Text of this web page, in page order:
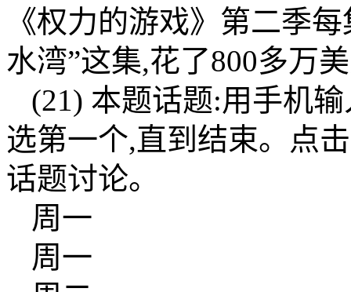
《权力的游戏》第二季
水湾”这集,花了800多万
(21) 本题话题:用手机
选第一个,直到结束。点
话题讨论。
周一
周一